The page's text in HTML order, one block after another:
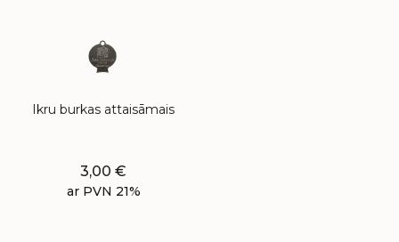
Ikru burkas attaisāmais
3,00 €
ar PVN 21%